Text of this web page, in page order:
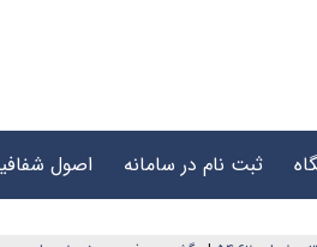
ثبت نام در سامانه اصول